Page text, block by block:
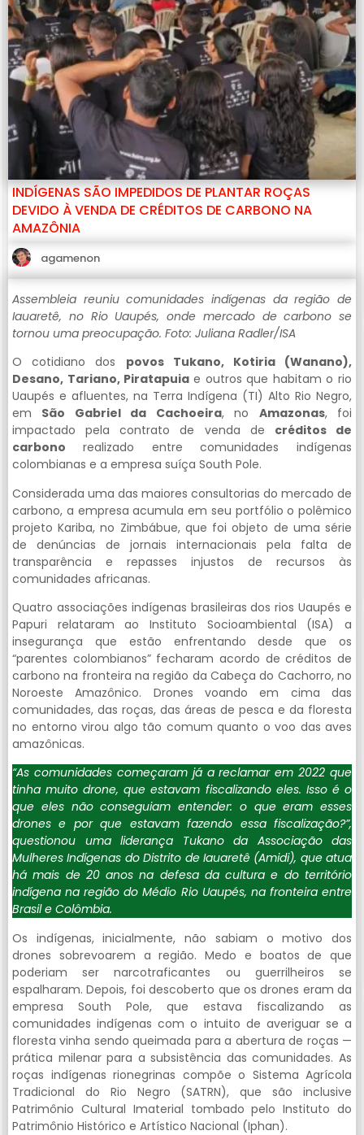
INDÍGENAS SÃO IMPEDIDOS DE PLANTAR ROÇAS
DEVIDO À VENDA DE CRÉDITOS DE CARBONO NA
AMAZÔNIA
agamenon
Assembleia reuniu comunidades indígenas da região de
Iauaretê, no Rio Uaupés, onde mercado de carbono se
tornou uma preocupação. Foto: Juliana Radler/ISA
O cotidiano dos povos Tukano, Kotiria (Wanano),
Desano, Tariano, Piratapuia e outros que habitam o rio
Uaupés e afluentes, na Terra Indígena (TI) Alto Rio Negro,
em São Gabriel da Cachoeira, no Amazonas, foi
impactado pela contrato de venda de créditos de
carbono realizado entre comunidades indígenas
colombianas e a empresa suíça South Pole.
Considerada uma das maiores consultorias do mercado de
carbono, a empresa acumula em seu portfólio o polêmico
projeto Kariba, no Zimbábue, que foi objeto de uma série
de denúncias de jornais internacionais pela falta de
transparência e repasses injustos de recursos às
comunidades africanas.
Quatro associações indígenas brasileiras dos rios Uaupés e
Papuri relataram ao Instituto Socioambiental (ISA) a
insegurança que estão enfrentando desde que os
“parentes colombianos” fecharam acordo de créditos de
carbono na fronteira na região da Cabeça do Cachorro, no
Noroeste Amazônico. Drones voando em cima das
comunidades, das roças, das áreas de pesca e da floresta
no entorno virou algo tão comum quanto o voo das aves
amazônicas.
“As comunidades começaram já a reclamar em 2022 que
tinha muito drone, que estavam fiscalizando eles. Isso é o
que eles não conseguiam entender: o que eram esses
drones e por que estavam fazendo essa fiscalização?”,
questionou uma liderança Tukano da Associação das
Mulheres Indígenas do Distrito de Iauaretê (Amidi), que atua
há mais de 20 anos na defesa da cultura e do território
indígena na região do Médio Rio Uaupés, na fronteira entre
Brasil e Colômbia.
Os indígenas, inicialmente, não sabiam o motivo dos
drones sobrevoarem a região. Medo e boatos de que
poderiam ser narcotraficantes ou guerrilheiros se
espalharam. Depois, foi descoberto que os drones eram da
empresa South Pole, que estava fiscalizando as
comunidades indígenas com o intuito de averiguar se a
floresta vinha sendo queimada para a abertura de roças —
prática milenar para a subsistência das comunidades. As
roças indígenas rionegrinas compõe o Sistema Agrícola
Tradicional do Rio Negro (SATRN), que são inclusive
Patrimônio Cultural Imaterial tombado pelo Instituto do
Patrimônio Histórico e Artístico Nacional (Iphan).